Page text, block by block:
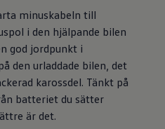
minuskabeln till
i den hjälpande bilen
god jordpunkt i
den urladdade bilen, det
karossdel. Tänkt på
batteriet du sätter
är det.